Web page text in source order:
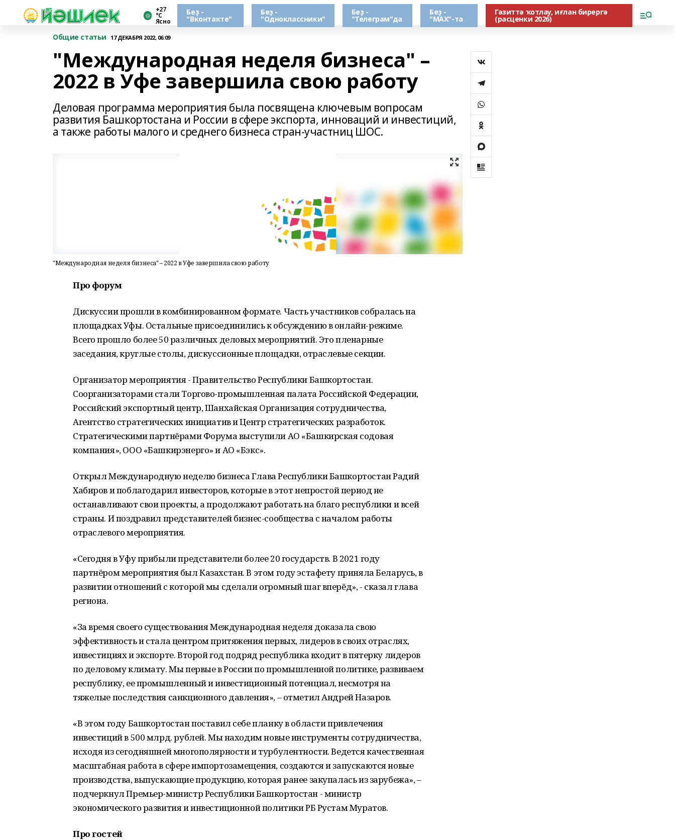
+27
°С
Ясно
Беҙ -
"Вконтакте"
Беҙ -
"Одноклассники"
Беҙ -
"Телеграм"да
Беҙ -
"МАХ"-та
Гәзиттә ҡотлау, иғлан бирергә
(расценки 2026)
Общие статьи
17 ДЕКАБРЯ 2022, 06:09
"Международная неделя бизнеса" –
2022 в Уфе завершила свою работу
Деловая программа мероприятия была посвящена ключевым вопросам
развития Башкортостана и России в сфере экспорта, инноваций и инвестиций,
а также работы малого и среднего бизнеса стран-участниц ШОС.
"Международная неделя бизнеса" – 2022 в Уфе завершила свою работу
Про форум
Дискуссии прошли в комбинированном формате. Часть участников собралась на
площадках Уфы. Остальные присоединились к обсуждению в онлайн-режиме.
Всего прошло более 50 различных деловых мероприятий. Это пленарные
заседания, круглые столы, дискуссионные площадки, отраслевые секции.
Организатор мероприятия - Правительство Республики Башкортостан.
Соорганизаторами стали Торгово-промышленная палата Российской Федерации,
Российский экспортный центр, Шанхайская Организация сотрудничества,
Агентство стратегических инициатив и Центр стратегических разработок.
Стратегическими партнёрами Форума выступили АО «Башкирская содовая
компания», ООО «Башкирэнерго» и АО «Бэкс».
Открыл Международную неделю бизнеса Глава Республики Башкортостан Радий
Хабиров и поблагодарил инвесторов, которые в этот непростой период не
останавливают свои проекты, а продолжают работать на благо республики и всей
страны. И поздравил представителей бизнес-сообщества с началом работы
отраслевого мероприятия.
«Сегодня в Уфу прибыли представители более 20 государств. В 2021 году
партнёром мероприятия был Казахстан. В этом году эстафету приняла Беларусь, в
развитии отношений с которой мы сделали огромный шаг вперёд», - сказал глава
региона.
«За время своего существования Международная неделя доказала свою
эффективность и стала центром притяжения первых, лидеров в своих отраслях,
инвестициях и экспорте. Второй год подряд республика входит в пятерку лидеров
по деловому климату. Мы первые в России по промышленной политике, развиваем
республику, ее промышленный и инвестиционный потенциал, несмотря на
тяжелые последствия санкционного давления», – отметил Андрей Назаров.
«В этом году Башкортостан поставил себе планку в области привлечения
инвестиций в 500 млрд. рублей. Мы находим новые инструменты сотрудничества,
исходя из сегодняшней многополярности и турбулентности. Ведется качественная
масштабная работа в сфере импортозамещения, создаются и запускаются новые
производства, выпускающие продукцию, которая ранее закупалась из зарубежа», –
подчеркнул Премьер-министр Республики Башкортостан - министр
экономического развития и инвестиционной политики РБ Рустам Муратов.
Про гостей